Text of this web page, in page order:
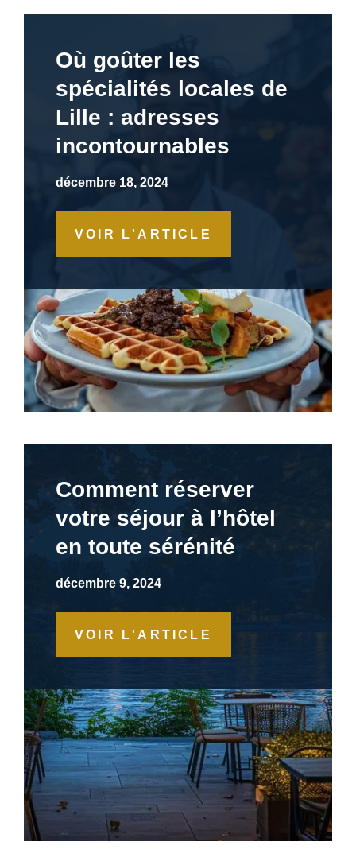
Où goûter les
spécialités locales de
Lille : adresses
incontournables
décembre 18, 2024
VOIR L'ARTICLE
Comment réserver
votre séjour à l’hôtel
en toute sérénité
décembre 9, 2024
VOIR L'ARTICLE